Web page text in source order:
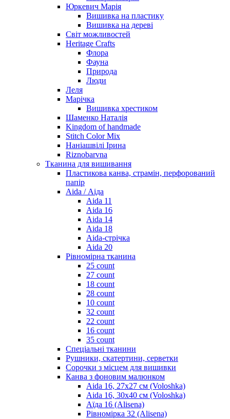
Юркевич Марія
Вишивка на пластику
Вишивка на дереві
Світ можливостей
Heritage Crafts
Флора
Фауна
Природа
Люди
Леля
Марічка
Вишивка хрестиком
Шаменко Наталія
Kingdom of handmade
Stitch Color Mix
Наніашвілі Ірина
Riznobarvna
Тканина для вишивання
Пластикова канва, страмін, перфорований
папір
Aida / Аіда
Aida 11
Aida 16
Aida 14
Aida 18
Aida-стрічка
Aida 20
Рівномірна тканина
25 count
27 count
18 count
28 count
10 count
32 count
22 count
16 count
35 count
Спеціальні тканини
Рушники, скатертини, серветки
Сорочки з місцем для вишивки
Канва з фоновим малюнком
Aida 16, 27х27 см (Voloshka)
Aida 16, 30х40 см (Voloshka)
Аїда 16 (Alisena)
Рівномірка 32 (Alisena)